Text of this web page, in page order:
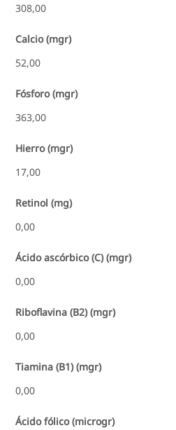
308,00
Calcio (mgr)
52,00
Fósforo (mgr)
363,00
Hierro (mgr)
17,00
Retinol (mg)
0,00
Ácido ascórbico (C) (mgr)
0,00
Riboflavina (B2) (mgr)
0,00
Tiamina (B1) (mgr)
0,00
Ácido fólico (microgr)